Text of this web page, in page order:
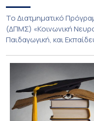
Το Διατμηματικό
(ΔΠΜΣ) «Κοινωνική
Παιδαγωγική, και
του Παιδαγωγικού
Ιατρικής Σχολής και
και Καποδιστριακού
Πρόκειται για ένα
Μεταπτυχιακό
προγράμματα όπως […]